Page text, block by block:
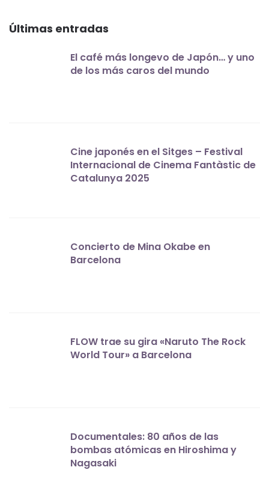
Últimas entradas
El café más longevo de Japón… y uno
de los más caros del mundo
Cine japonés en el Sitges – Festival
Internacional de Cinema Fantàstic de
Catalunya 2025
Concierto de Mina Okabe en
Barcelona
FLOW trae su gira «Naruto The Rock
World Tour» a Barcelona
Documentales: 80 años de las
bombas atómicas en Hiroshima y
Nagasaki